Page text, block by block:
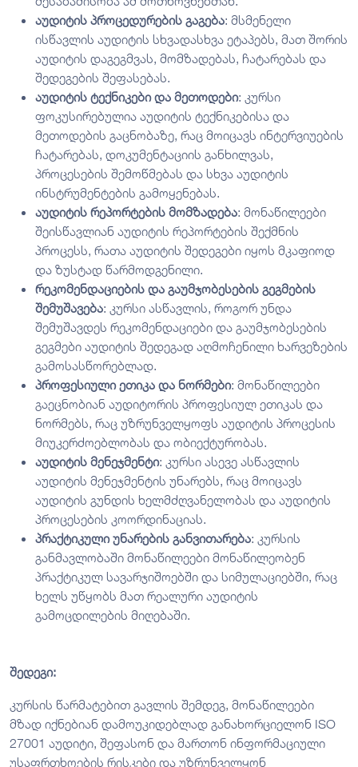
აუდიტის პროცედურების გაგება: მსმენელი
ისწავლის აუდიტის სხვადასხვა ეტაპებს, მათ შორის
აუდიტის დაგეგმვას, მომზადებას, ჩატარებას და
შედეგების შეფასებას.
აუდიტის ტექნიკები და მეთოდები: კურსი
ფოკუსირებულია აუდიტის ტექნიკებისა და
მეთოდების გაცნობაზე, რაც მოიცავს ინტერვიუების
ჩატარებას, დოკუმენტაციის განხილვას,
პროცესების შემოწმებას და სხვა აუდიტის
ინსტრუმენტების გამოყენებას.
აუდიტის რეპორტების მომზადება: მონაწილეები
შეისწავლიან აუდიტის რეპორტების შექმნის
პროცესს, რათა აუდიტის შედეგები იყოს მკაფიოდ
და ზუსტად წარმოდგენილი.
რეკომენდაციების და გაუმჯობესების გეგმების
შემუშავება: კურსი ასწავლის, როგორ უნდა
შემუშავდეს რეკომენდაციები და გაუმჯობესების
გეგმები აუდიტის შედეგად აღმოჩენილი ხარვეზების
გამოსასწორებლად.
პროფესიული ეთიკა და ნორმები: მონაწილეები
გაეცნობიან აუდიტორის პროფესიულ ეთიკას და
ნორმებს, რაც უზრუნველყოფს აუდიტის პროცესის
მიუკერძოებლობას და ობიექტურობას.
აუდიტის მენეჯმენტი: კურსი ასევე ასწავლის
აუდიტის მენეჯმენტის უნარებს, რაც მოიცავს
აუდიტის გუნდის ხელმძღვანელობას და აუდიტის
პროცესების კოორდინაციას.
პრაქტიკული უნარების განვითარება: კურსის
განმავლობაში მონაწილეები მონაწილეობენ
პრაქტიკულ სავარჯიშოებში და სიმულაციებში, რაც
ხელს უწყობს მათ რეალური აუდიტის
გამოცდილების მიღებაში.
შედეგი:
კურსის წარმატებით გავლის შემდეგ, მონაწილეები
მზად იქნებიან დამოუკიდებლად განახორციელონ ISO
27001 აუდიტი, შეფასონ და მართონ ინფორმაციული
უსაფრთხოების რისკები და უზრუნველყონ